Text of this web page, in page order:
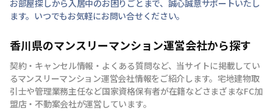
お部屋探しから入居中のお困りごとまで、誠心誠意サポートいたし
ます。いつでもお気軽にお問い合せください。
香川県のマンスリーマンション運営会社から探す
契約・キャンセル情報・よくある質問など、当サイトに掲載してい
るマンスリーマンション運営会社情報をご紹介します。宅地建物取
引士や管理業務主任など国家資格保有者が在籍などさまざまなFC加
盟店・不動案会社が運営しています。